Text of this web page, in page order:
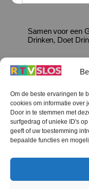
Om de beste ervaringen te
cookies om informatie over
Door in te stemmen met
surfgedrag of unieke ID's
geeft of uw toestemming
bepaalde functies en
Samen voor een
Drinken, Doet
RTV SLOS